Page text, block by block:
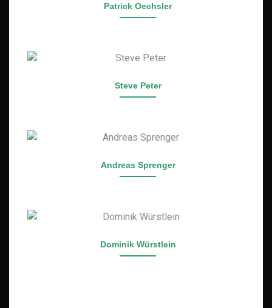
Patrick Oechsler
Steve Peter
Andreas Sprenger
Dominik Würstlein